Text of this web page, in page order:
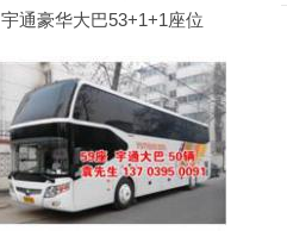
宇通豪华大巴53+1+1座位